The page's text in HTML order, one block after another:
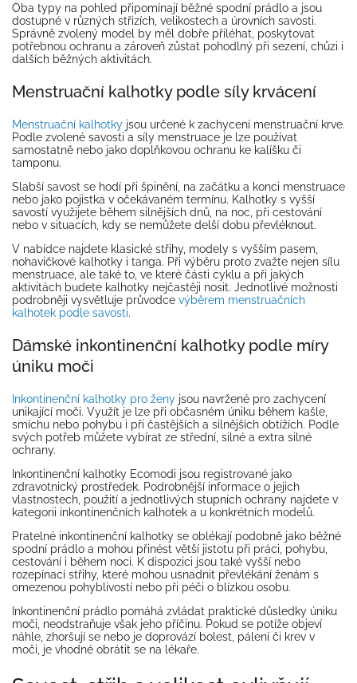
Oba typy na pohled připomínají běžné spodní prádlo a jsou
dostupné v různých střizích, velikostech a úrovních savosti.
Správně zvolený model by měl dobře přiléhat, poskytovat
potřebnou ochranu a zároveň zůstat pohodlný při sezení, chůzi i
dalších běžných aktivitách.
Menstruační kalhotky podle síly krvácení
Menstruační kalhotky jsou určené k zachycení menstruační krve.
Podle zvolené savosti a síly menstruace je lze používat
samostatně nebo jako doplňkovou ochranu ke kalíšku či
tamponu.
Slabší savost se hodí při špinění, na začátku a konci menstruace
nebo jako pojistka v očekávaném termínu. Kalhotky s vyšší
savostí využijete během silnějších dnů, na noc, při cestování
nebo v situacích, kdy se nemůžete delší dobu převléknout.
V nabídce najdete klasické střihy, modely s vyšším pasem,
nohavičkové kalhotky i tanga. Při výběru proto zvažte nejen sílu
menstruace, ale také to, ve které části cyklu a při jakých
aktivitách budete kalhotky nejčastěji nosit. Jednotlivé možnosti
podrobněji vysvětluje průvodce výběrem menstruačních
kalhotek podle savosti.
Dámské inkontinenční kalhotky podle míry
úniku moči
Inkontinenční kalhotky pro ženy jsou navržené pro zachycení
unikající moči. Využít je lze při občasném úniku během kašle,
smíchu nebo pohybu i při častějších a silnějších obtížích. Podle
svých potřeb můžete vybírat ze střední, silné a extra silné
ochrany.
Inkontinenční kalhotky Ecomodi jsou registrované jako
zdravotnický prostředek. Podrobnější informace o jejich
vlastnostech, použití a jednotlivých stupních ochrany najdete v
kategorii inkontinenčních kalhotek a u konkrétních modelů.
Pratelné inkontinenční kalhotky se oblékají podobně jako běžné
spodní prádlo a mohou přinést větší jistotu při práci, pohybu,
cestování i během noci. K dispozici jsou také vyšší nebo
rozepínací střihy, které mohou usnadnit převlékání ženám s
omezenou pohyblivostí nebo při péči o blízkou osobu.
Inkontinenční prádlo pomáhá zvládat praktické důsledky úniku
moči, neodstraňuje však jeho příčinu. Pokud se potíže objeví
náhle, zhoršují se nebo je doprovází bolest, pálení či krev v
moči, je vhodné obrátit se na lékaře.